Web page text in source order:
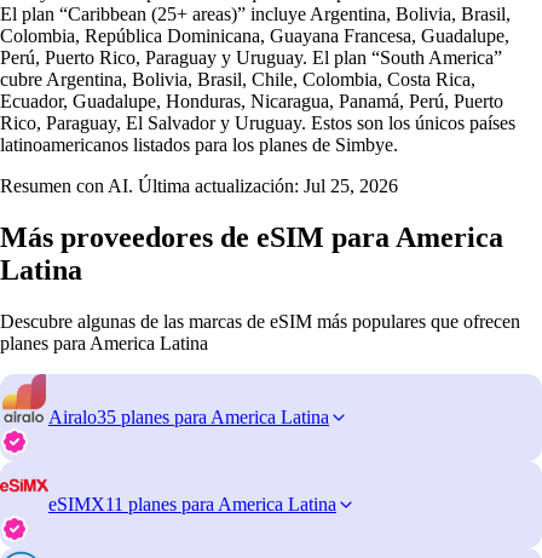
El plan “Caribbean (25+ areas)” incluye Argentina, Bolivia, Brasil,
Colombia, República Dominicana, Guayana Francesa, Guadalupe,
Perú, Puerto Rico, Paraguay y Uruguay. El plan “South America”
cubre Argentina, Bolivia, Brasil, Chile, Colombia, Costa Rica,
Ecuador, Guadalupe, Honduras, Nicaragua, Panamá, Perú, Puerto
Rico, Paraguay, El Salvador y Uruguay. Estos son los únicos países
latinoamericanos listados para los planes de Simbye.
Resumen con AI. Última actualización: Jul 25, 2026
Más proveedores de eSIM para America
Latina
Descubre algunas de las marcas de eSIM más populares que ofrecen
planes para America Latina
Airalo35 planes para America Latina
eSIMX11 planes para America Latina